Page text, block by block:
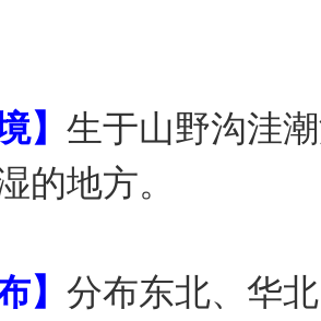
】 生于山野沟洼
的地方。
】 分布东北、华